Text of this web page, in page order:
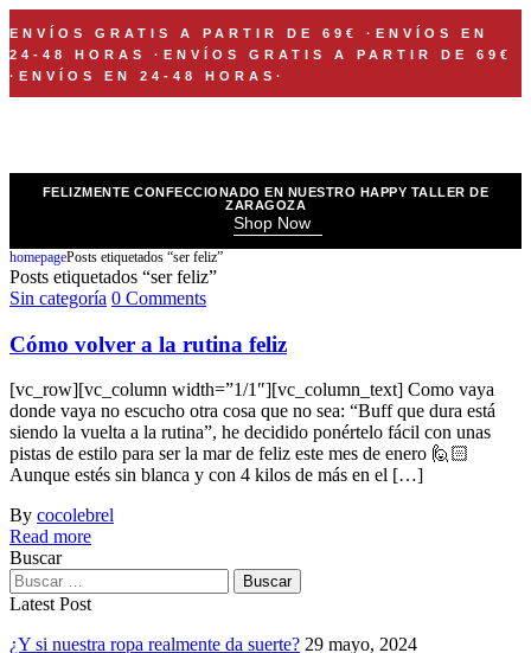
ENVÍOS GRATIS A PARTIR DE 69€ · ENVÍOS EN
24-48 HORAS · ENVÍOS GRATIS A PARTIR DE 69€
· ENVÍOS EN 24-48 HORAS ·
FELIZMENTE CONFECCIONADO EN NUESTRO HAPPY TALLER DE
ZARAGOZA
Shop Now
homepagePosts etiquetados “ser feliz”
Posts etiquetados “ser feliz”
Sin categoría 0 Comments
Cómo volver a la rutina feliz
[vc_row][vc_column width=”1/1″][vc_column_text] Como vaya
donde vaya no escucho otra cosa que no sea: “Buff que dura está
siendo la vuelta a la rutina”, he decidido ponértelo fácil con unas
pistas de estilo para ser la mar de feliz este mes de enero 🙋🏻
Aunque estés sin blanca y con 4 kilos de más en el […]
By cocolebrel
Read more
Buscar
Latest Post
¿Y si nuestra ropa realmente da suerte? 29 mayo, 2024